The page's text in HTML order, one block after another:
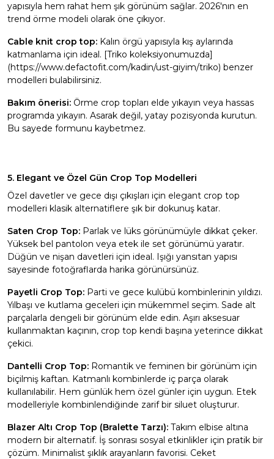
yapısıyla hem rahat hem şık görünüm sağlar. 2026'nın en
trend örme modeli olarak öne çıkıyor.
Cable knit crop top: Kalın örgü yapısıyla kış aylarında
katmanlama için ideal. [Triko koleksiyonumuzda]
(https://www.defactofit.com/kadin/ust-giyim/triko) benzer
modelleri bulabilirsiniz.
Bakım önerisi: Örme crop topları elde yıkayın veya hassas
programda yıkayın. Asarak değil, yatay pozisyonda kurutun.
Bu sayede formunu kaybetmez.
5. Elegant ve Özel Gün Crop Top Modelleri
Özel davetler ve gece dışı çıkışları için elegant crop top
modelleri klasik alternatiflere şık bir dokunuş katar.
Saten Crop Top: Parlak ve lüks görünümüyle dikkat çeker.
Yüksek bel pantolon veya etek ile set görünümü yaratır.
Düğün ve nişan davetleri için ideal. Işığı yansıtan yapısı
sayesinde fotoğraflarda harika görünürsünüz.
Payetli Crop Top: Parti ve gece kulübü kombinlerinin yıldızı.
Yılbaşı ve kutlama geceleri için mükemmel seçim. Sade alt
parçalarla dengeli bir görünüm elde edin. Aşırı aksesuar
kullanmaktan kaçının, crop top kendi başına yeterince dikkat
çekici.
Dantelli Crop Top: Romantik ve feminen bir görünüm için
biçilmiş kaftan. Katmanlı kombinlerde iç parça olarak
kullanılabilir. Hem günlük hem özel günler için uygun. Etek
modelleriyle kombinlendiğinde zarif bir siluet oluşturur.
Blazer Altı Crop Top (Bralette Tarzı): Takım elbise altına
modern bir alternatif. İş sonrası sosyal etkinlikler için pratik bir
çözüm. Minimalist şıklık arayanların favorisi. Ceket